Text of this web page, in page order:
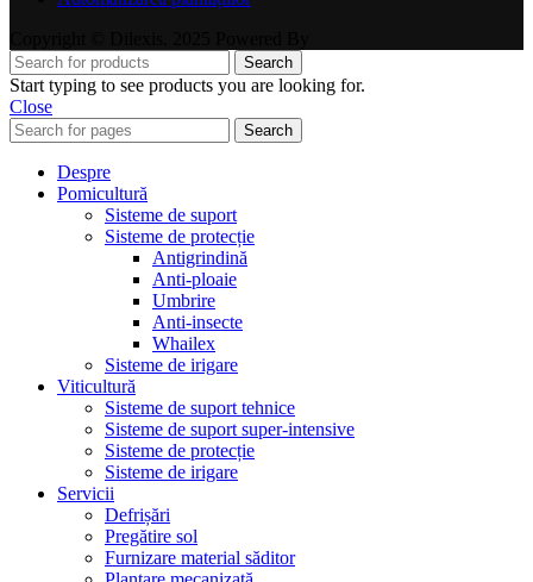
Search
Start typing to see products you are looking for.
Close
Search
Despre
Pomicultură
Sisteme de suport
Sisteme de protecție
Antigrindină
Anti-ploaie
Umbrire
Anti-insecte
Whailex
Sisteme de irigare
Viticultură
Sisteme de suport tehnice
Sisteme de suport super-intensive
Sisteme de protecție
Sisteme de irigare
Servicii
Defrișări
Pregătire sol
Furnizare material săditor